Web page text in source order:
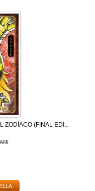
ZODÍACO (FINAL EDI...